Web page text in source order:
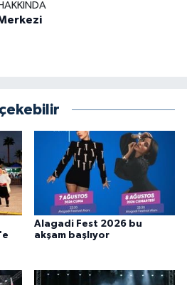
Alagadi Fest 2026 bu
akşam başlıyor